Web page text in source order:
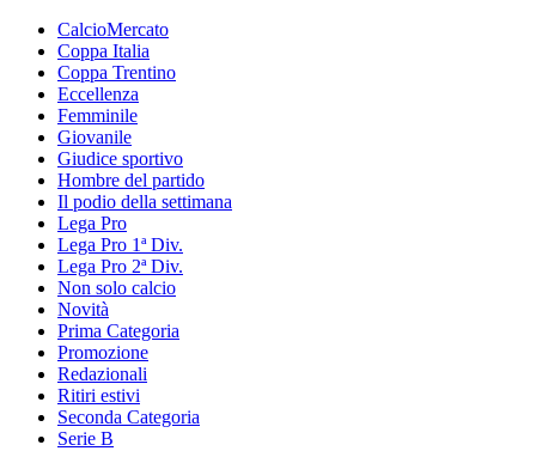
CalcioMercato
Coppa Italia
Coppa Trentino
Eccellenza
Femminile
Giovanile
Giudice sportivo
Hombre del partido
Il podio della settimana
Lega Pro
Lega Pro 1ª Div.
Lega Pro 2ª Div.
Non solo calcio
Novità
Prima Categoria
Promozione
Redazionali
Ritiri estivi
Seconda Categoria
Serie B